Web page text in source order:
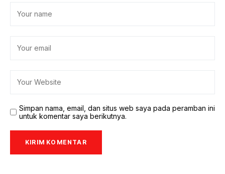
Simpan nama, email, dan situs web saya pada peramban ini
untuk komentar saya berikutnya.